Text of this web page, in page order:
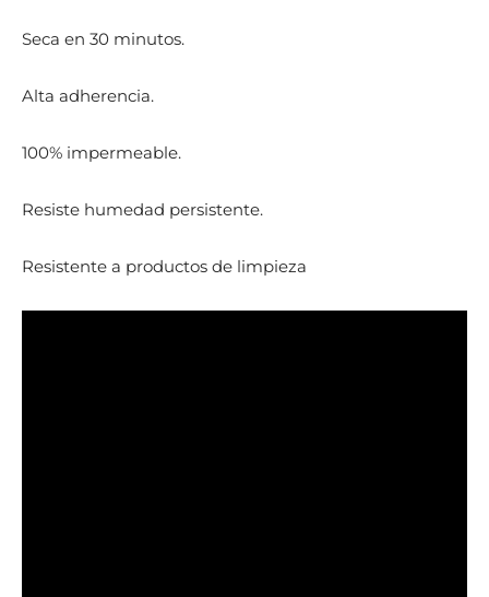
Seca en 30 minutos.
Alta adherencia.
100% impermeable.
Resiste humedad persistente.
Resistente a productos de limpieza